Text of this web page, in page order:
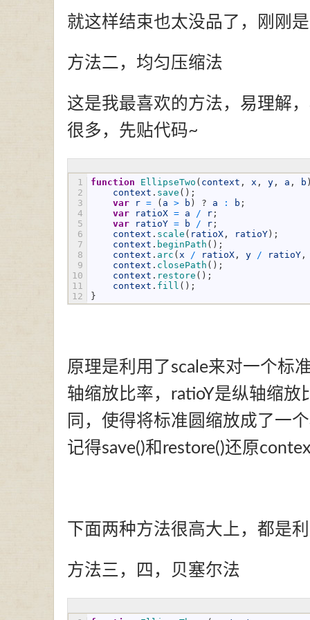
就这样结束也太没品了，刚刚
方法二，均匀压缩法
这是我最喜欢的方法，易理解
很多，先贴代码~
1
2
3
4
5
6
7
8
9
10
11
12
function EllipseTwo ( context , x , y , a , b
context . save ( ) ;
var
r = ( a > b ) ? a : b ;
var
ratioX = a / r ;
var
ratioY = b / r ;
context . scale ( ratioX , ratioY ) ;
context . beginPath ( ) ;
context . arc ( x / ratioX , y / ratioY ,
context . closePath ( ) ;
context . restore ( ) ;
context . fill ( ) ;
}
原理是利用了scale来对一个标
轴缩放比率，ratioY是纵轴缩放
同，使得将标准圆缩放成了一
记得save()和restore()还原
下面两种方法很高大上，都是
方法三，四，贝塞尔法